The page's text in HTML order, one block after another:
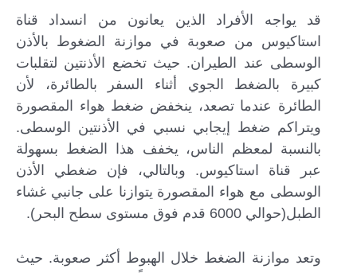
قد يواجه الأفراد الذين يعانون من انسداد قناة
استاكيوس من صعوبة في موازنة الضغوط بالأذن
الوسطى عند الطيران. حيث تخضع الأذنتين لتقلبات
كبيرة بالضغط الجوي أثناء السفر بالطائرة، لأن
الطائرة عندما تصعد، ينخفض ​​ضغط هواء المقصورة
ويتراكم ضغط إيجابي نسبي في الأذنتين الوسطى.
بالنسبة لمعظم الناس، يخفف هذا الضغط بسهولة
عبر قناة استاكيوس. وبالتالي، فإن ضغطي الأذن
الوسطى مع هواء المقصورة يتوازنا على جانبي غشاء
الطبل(حوالي 6000 قدم فوق مستوى سطح البحر).
وتعد موازنة الضغط خلال الهبوط أكثر صعوبة. حيث